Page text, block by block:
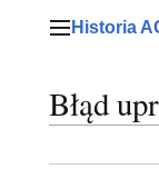
Menu
Historia
Błąd